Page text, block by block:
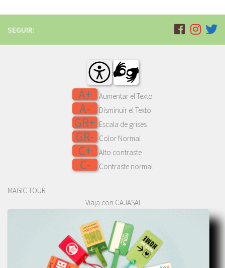
SEGUIR:
A+ Aumentar el Texto
A- Disminuir el Texto
GR+ Escala de grises
GR- Color Normal
C+ Alto contraste
C- Contraste normal
MAGIC TOUR
Viaja con CAJASAI